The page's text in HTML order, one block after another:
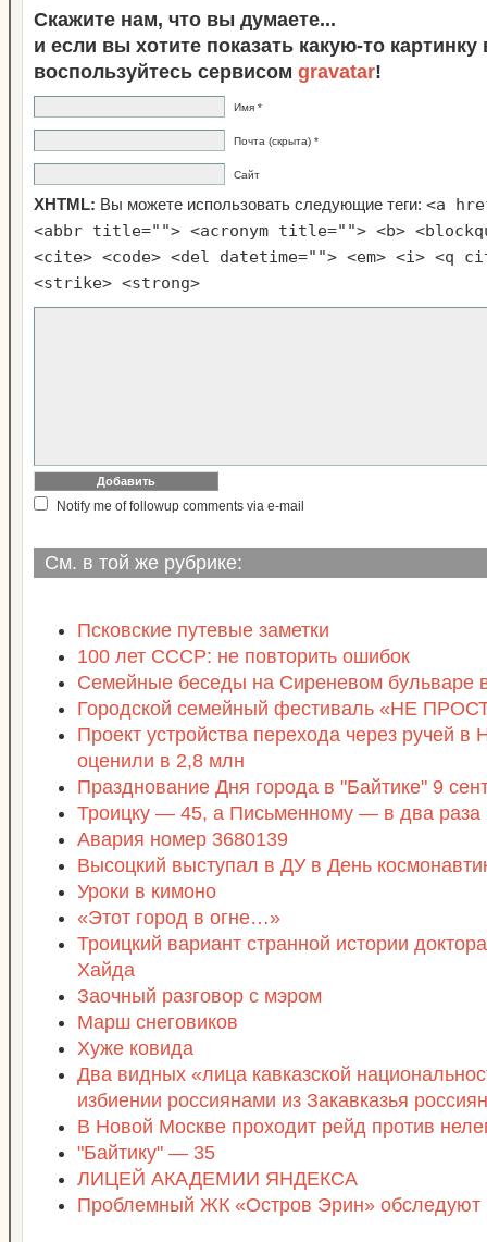
Скажите нам, что вы думаете...
и если вы хотите показать какую-то
воспользуйтесь сервисом gravatar!
Имя *
Почта (скрыта) *
Сайт
XHTML: Вы можете использовать следующие теги: <a
<abbr title=""> <acronym title=""> <b>
<cite> <code> <del datetime=""> <em> <i> <q
<strike> <strong>
Notify me of followup comments via e-mail
См. в той же рубрике:
Псковские путевые заметки
100 лет СССР: не повторить ошибок
Семейные беседы на Сиреневом бульваре
Городской семейный фестиваль «НЕ
Проект устройства перехода через ручей в
оценили в 2,8 млн
Празднование Дня города в "Байтике" 9
Троицку — 45, а Письменному — в два раза
Авария номер 3680139
Высоцкий выступал в ДУ в День
Уроки в кимоно
«Этот город в огне…»
Троицкий вариант странной истории
Хайда
Заочный разговор с мэром
Марш снеговиков
Хуже ковида
Два видных «лица кавказской
избиении россиянами из Закавказья
В Новой Москве проходит рейд против
"Байтику" — 35
ЛИЦЕЙ АКАДЕМИИ ЯНДЕКСА
Проблемный ЖК «Остров Эрин» обследуют